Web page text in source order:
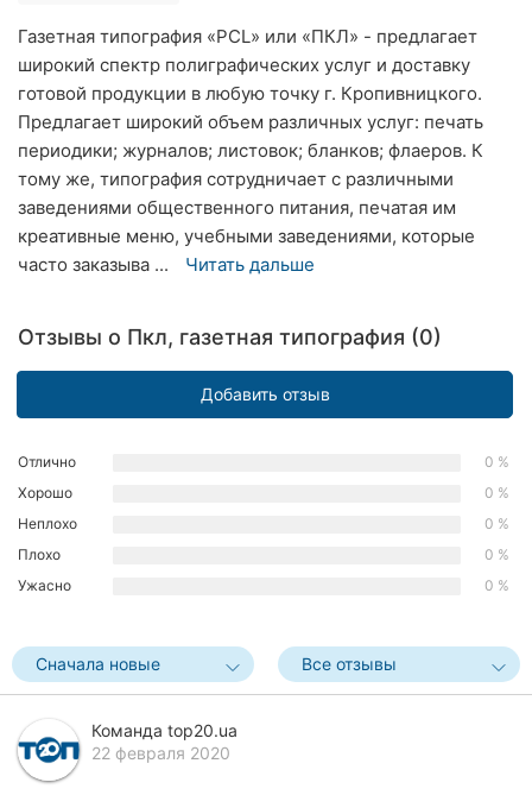
Одесса
Киев
Харьков
Запорожье
Днепр
Кривой
Херсон
Полтава
Черкассы
Сумы
Газетная типография «PCL» или «ПКЛ» - предлагает
широкий спектр полиграфических услуг и доставку
готовой продукции в любую точку г. Кропивницкого.
Предлагает широкий объем различных услуг: печать
периодики; журналов; листовок; бланков; флаеров. К
тому же, типография сотрудничает с различными
заведениями общественного питания, печатая им
креативные меню, учебными заведениями, которые
часто заказыва ...
Читать дальше
Отзывы о Пкл, газетная типография (0)
Добавить отзыв
Отлично
0 %
Хорошо
0 %
Неплохо
0 %
Плохо
0 %
Ужасно
0 %
Сначала новые Все отзывы
Команда top20.ua
22 февраля 2020